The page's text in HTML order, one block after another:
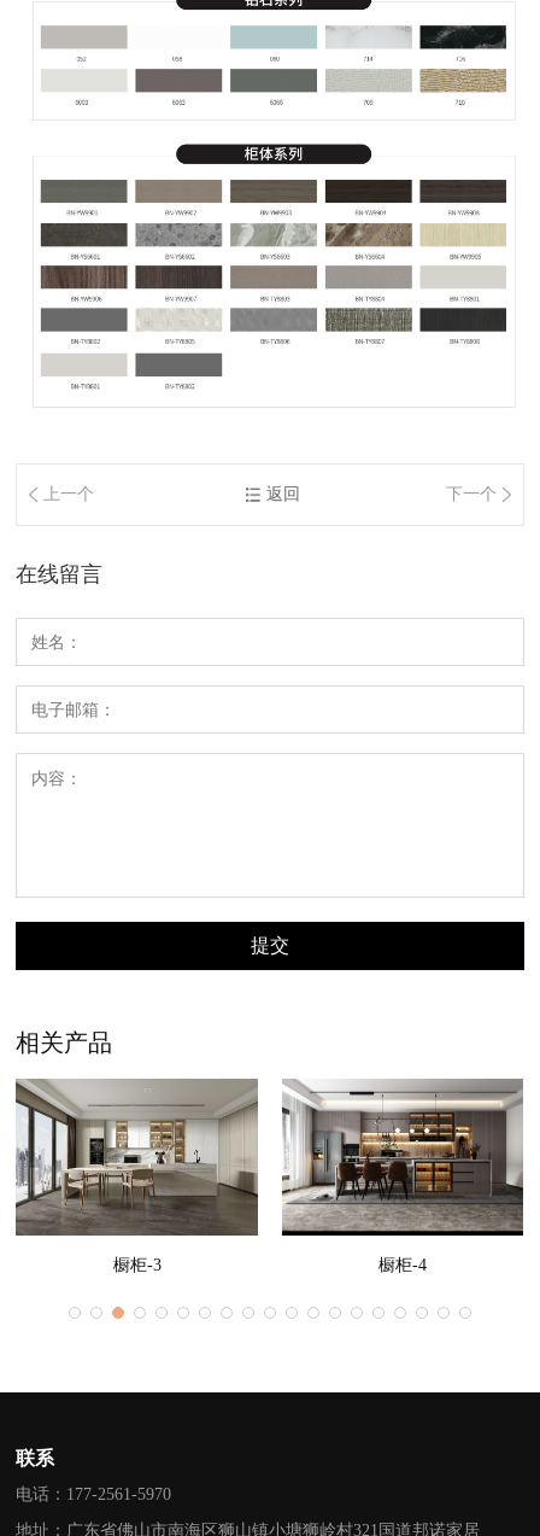
上一个 返回 下一个
在线留言
相关产品
橱柜-4 橱柜-5
联系
电话：177-2561-5970
地址：广东省佛山市南海区狮山镇小塘狮岭村321国道邦诺家居